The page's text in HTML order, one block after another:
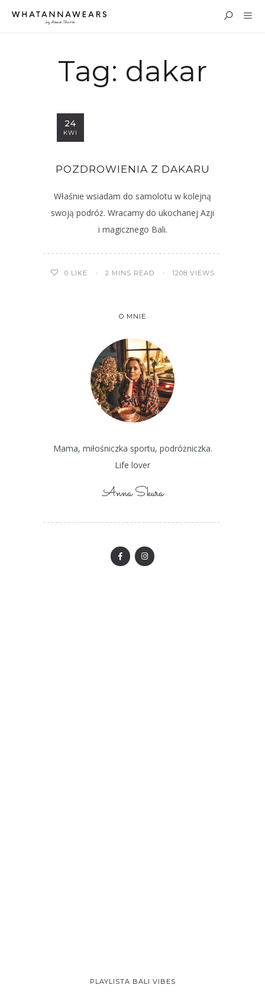
Tag: dakar
24
KWI
POZDROWIENIA Z DAKARU
Właśnie wsiadam do samolotu w kolejną
swoją podróż. Wracamy do ukochanej Azji
i magicznego Bali.
0 LIKE 2 MINS READ 1208 VIEWS
O MNIE
Mama, miłośniczka sportu, podróżniczka.
Life lover
Anna Skura
PLAYLISTA BALI VIBES